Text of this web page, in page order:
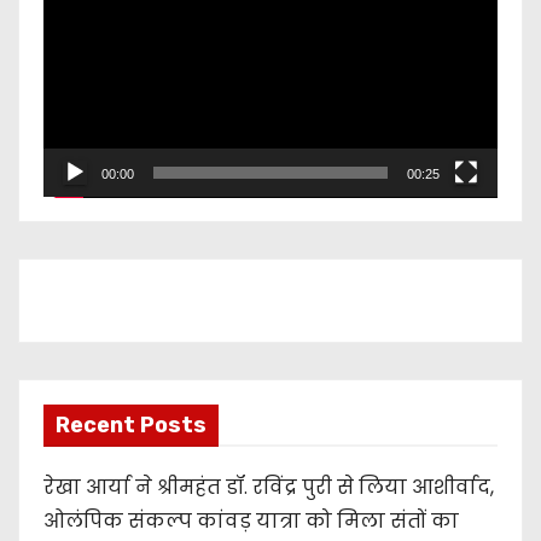
a
00:00 00:25
Recent Posts
रेखा आर्या ने श्रीमहंत डॉ. रविंद्र पुरी से लिया आशीर्वाद,
ओलंपिक संकल्प कांवड़ यात्रा को मिला संतों का